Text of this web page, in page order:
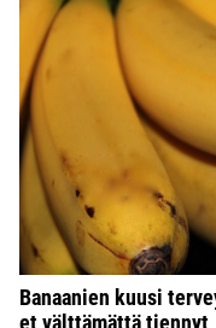
Banaanien kuusi